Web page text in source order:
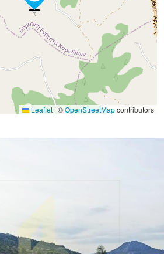
Leaflet | ©OpenStreetMapcontributors